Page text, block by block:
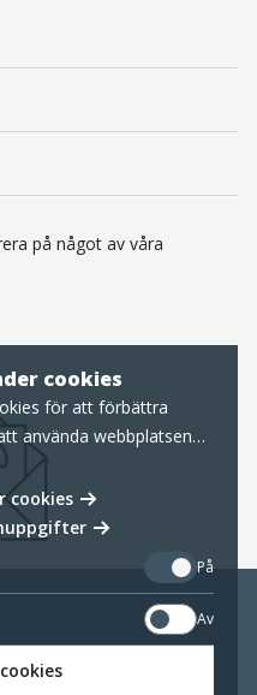
cookies
för att förbättra
använda webbplatsen
läs mer nedan om
cookies
På
Av
på något av våra